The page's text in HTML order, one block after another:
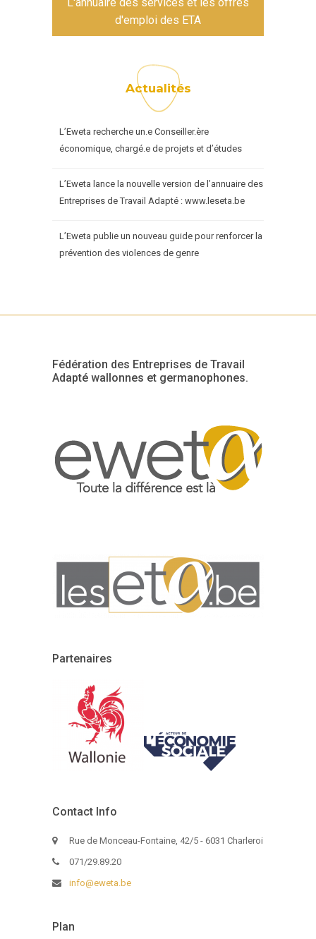
d'emploi des ETA
Actualités
L’Eweta recherche un.e Conseiller.ère
économique, chargé.e de projets et d’études
L’Eweta lance la nouvelle version de l’annuaire des
Entreprises de Travail Adapté : www.leseta.be
L’Eweta publie un nouveau guide pour renforcer la
prévention des violences de genre
Fédération des Entreprises de Travail
Adapté wallonnes et germanophones.
Partenaires
Contact Info
Rue de Monceau-Fontaine, 42/5 - 6031 Charleroi
071/29.89.20
info@eweta.be
Plan